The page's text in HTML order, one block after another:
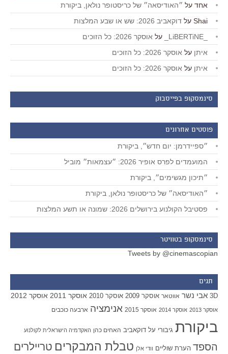
אחד על ״האודיסאה״ של כריסטופר נולאן, ביקורת
Shai על דוקאביב 2026: שש או שבע המלצות
על אוסקר 2026: כל הזוכים
איתן על אוסקר 2026: כל הזוכים
איתן על אוסקר 2026: כל הזוכים
סינמסקופ בפייסבוק
פוסטים אחרונים
״ספיידרמן: יום חדש״, ביקורת
המועמדים לפרס אופיר 2026: ״עצמאות״ מוביל
״תיכון מגשימים״, ביקורת
״האודיסאה״ של כריסטופר נולאן, ביקורת
פסטיבל הקולנוע בירושלים 2026: שמונה או תשע המלצות
סינמסקופ בטוויטר
Tweets by @cinemascopian
תגים
3D אבי נשר אווטאר אוסקר 2009 אוסקר 2010 אוסקר 2011 אוסקר 2012
אוסקר 2013 אוסקר 2014 אוסקר 2015 אנימציה ארבעה כוכבים
ביקורת גיבורי על דוקאביב האחים כהן האקדמיה הישראלית לקולנוע
הספד הערת שוליים וודי אלן טבלת המבקרים טריילרים